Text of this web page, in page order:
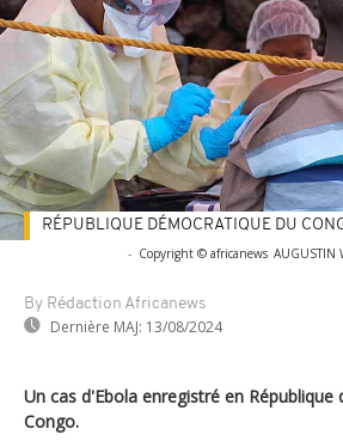
- Copyright © africanews AUGUSTIN
By Rédaction Africanews
Dernière MAJ: 13/08/2024
RÉPUBLIQUE DÉMOCRATIQUE DU
Un cas d'Ebola enregistré en
Congo.